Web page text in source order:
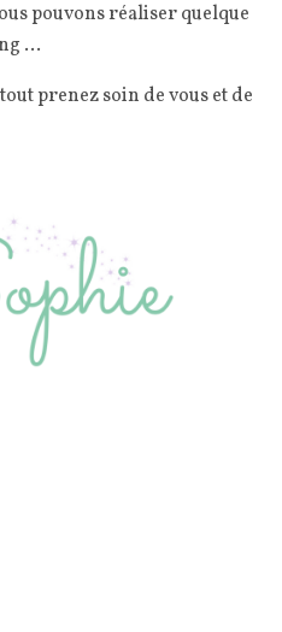
pouvons réaliser quelque
…
prenez soin de vous et de